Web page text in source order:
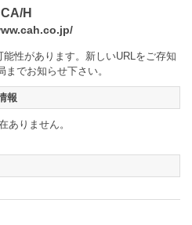
CA/H
性があります。新しいURLをご存知
までお知らせ下さい。
報
ありません。